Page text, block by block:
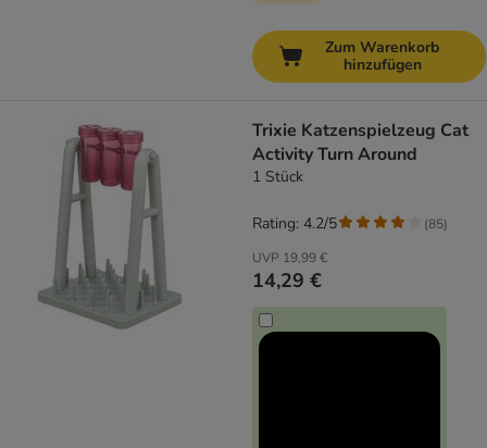
Zum Warenkorb
hinzufügen
Trixie Katzenspielzeug Cat
Activity Turn Around
1 Stück
UVP 19,99 €
14,29 €
Rating: 4.2/5 (85)